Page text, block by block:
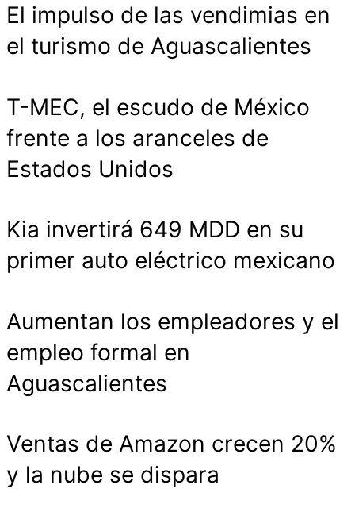
El impulso de las vendimias en
el turismo de Aguascalientes
T-MEC, el escudo de México
frente a los aranceles de
Estados Unidos
Kia invertirá 649 MDD en su
primer auto eléctrico mexicano
Aumentan los empleadores y el
empleo formal en
Aguascalientes
Ventas de Amazon crecen 20%
y la nube se dispara